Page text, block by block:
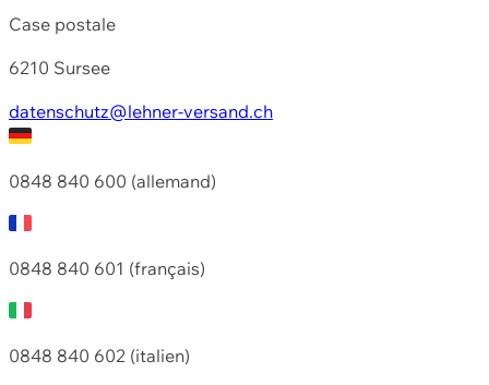
Case postale
6210 Sursee
datenschutz@lehner-versand.ch
0848 840 600 (allemand)
0848 840 601 (français)
0848 840 602 (italien)